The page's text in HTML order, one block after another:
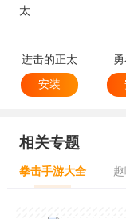
进击的正太
安装
相关专题
拳击手游大全